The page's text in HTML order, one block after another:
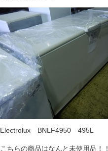
Electrolux BNLF4950 495L
こちらの商品はなんと未使用品！！